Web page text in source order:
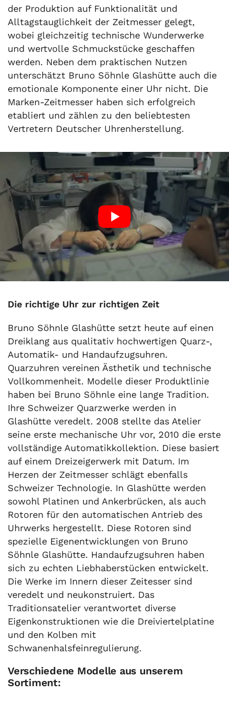
der Produktion auf Funktionalität und
Alltagstauglichkeit der Zeitmesser gelegt,
wobei gleichzeitig technische Wunderwerke
und wertvolle Schmuckstücke geschaffen
werden. Neben dem praktischen Nutzen
unterschätzt Bruno Söhnle Glashütte auch die
emotionale Komponente einer Uhr nicht. Die
Marken-Zeitmesser haben sich erfolgreich
etabliert und zählen zu den beliebtesten
Vertretern Deutscher Uhrenherstellung.
Die richtige Uhr zur richtigen Zeit
Bruno Söhnle Glashütte setzt heute auf einen
Dreiklang aus qualitativ hochwertigen Quarz-,
Automatik- und Handaufzugsuhren.
Quarzuhren vereinen Ästhetik und technische
Vollkommenheit. Modelle dieser Produktlinie
haben bei Bruno Söhnle eine lange Tradition.
Ihre Schweizer Quarzwerke werden in
Glashütte veredelt. 2008 stellte das Atelier
seine erste mechanische Uhr vor, 2010 die erste
vollständige Automatikkollektion. Diese basiert
auf einem Dreizeigerwerk mit Datum. Im
Herzen der Zeitmesser schlägt ebenfalls
Schweizer Technologie. In Glashütte werden
sowohl Platinen und Ankerbrücken, als auch
Rotoren für den automatischen Antrieb des
Uhrwerks hergestellt. Diese Rotoren sind
spezielle Eigenentwicklungen von Bruno
Söhnle Glashütte. Handaufzugsuhren haben
sich zu echten Liebhaberstücken entwickelt.
Die Werke im Innern dieser Zeitesser sind
veredelt und neukonstruiert. Das
Traditionsatelier verantwortet diverse
Eigenkonstruktionen wie die Dreiviertelplatine
und den Kolben mit
Schwanenhalsfeinregulierung.
Verschiedene Modelle aus unserem
Sortiment: